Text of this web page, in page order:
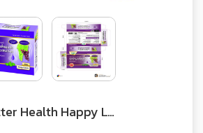
THP Better Health Happy Life